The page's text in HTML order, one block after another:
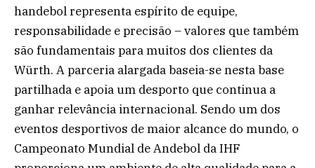
handebol representa espírito de equipe,
responsabilidade e precisão – valores que também
são fundamentais para muitos dos clientes da
Würth. A parceria alargada baseia-se nesta base
partilhada e apoia um desporto que continua a
ganhar relevância internacional. Sendo um dos
eventos desportivos de maior alcance do mundo, o
Campeonato Mundial de Andebol da IHF